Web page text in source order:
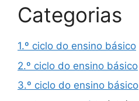
Categorias
1.º ciclo do ensino básico
2.º ciclo do ensino básico
3.º ciclo do ensino básico